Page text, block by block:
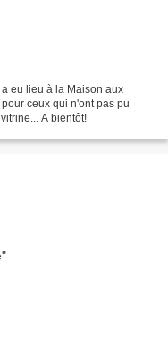
eu lieu à la Maison aux
ceux qui n'ont pas pu
A bientôt!